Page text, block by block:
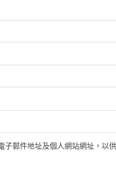
子郵件地址及個人網站網址，以